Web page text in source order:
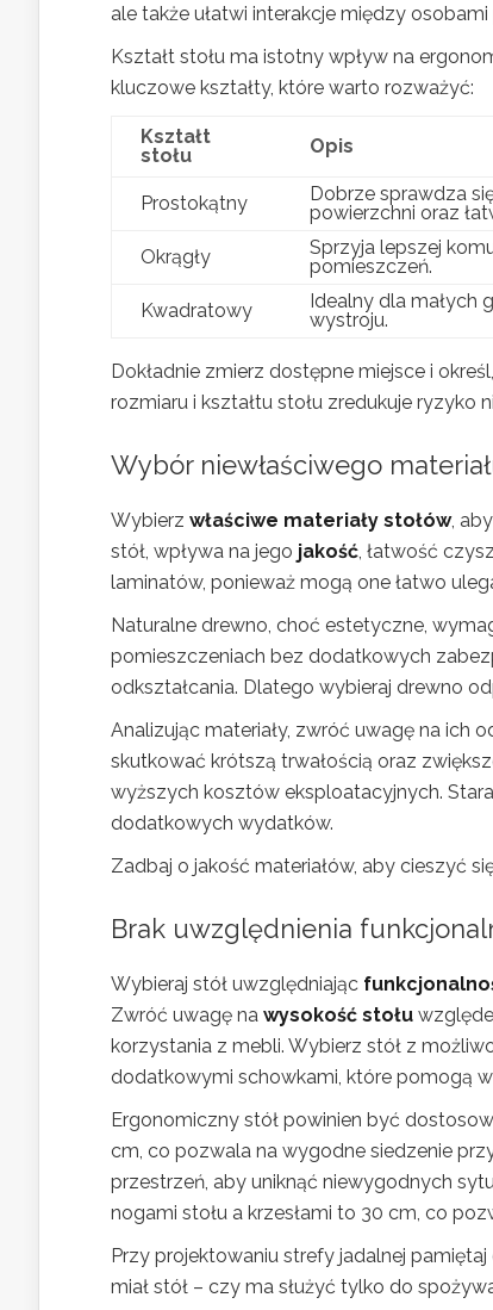
ale także ułatwi interakcje między
Kształt stołu ma istotny wpływ na
kluczowe kształty, które warto rozważyć:
Kształt
stołu
Opis
Prostokątny
Dobrze sprawdza
powierzchni oraz
Okrągły
Sprzyja lepszej
pomieszczeń.
Kwadratowy
Idealny dla małych
wystroju.
Dokładnie zmierz dostępne miejsce i
rozmiaru i kształtu stołu zredukuje
Wybór niewłaściwego
Wybierz właściwe materiały stołów,
stół, wpływa na jego jakość , łatwość
laminatów, ponieważ mogą one łatwo
Naturalne drewno, choć estetyczne,
pomieszczeniach bez dodatkowych
odkształcania. Dlatego wybieraj drewno
Analizując materiały, zwróć uwagę na ich
skutkować krótszą trwałością oraz
wyższych kosztów eksploatacyjnych.
dodatkowych wydatków.
Zadbaj o jakość materiałów, aby cieszyć
Brak uwzględnienia
Wybieraj stół uwzględniając
Zwróć uwagę na wysokość stołu
korzystania z mebli. Wybierz stół z
dodatkowymi schowkami, które pomogą
Ergonomiczny stół powinien być
cm, co pozwala na wygodne siedzenie
przestrzeń, aby uniknąć niewygodnych
nogami stołu a krzesłami to 30 cm, co
Przy projektowaniu strefy jadalnej
miał stół – czy ma służyć tylko do